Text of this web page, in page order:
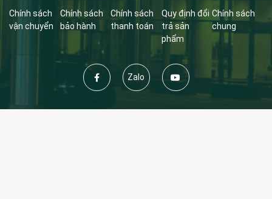
Chính sách
vận chuyển
Chính sách
bảo hành
Chính sách
thanh toán
Quy định đổi
trả sản
phẩm
Chính sách
chung
Zalo